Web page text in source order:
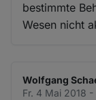
bestimmte
Wesen nicht
Wolfgang
Fr. 4 Mai 2018 -